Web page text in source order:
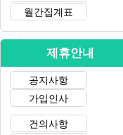
월간집계표
제휴안내
공지사항
가입인사
건의사항